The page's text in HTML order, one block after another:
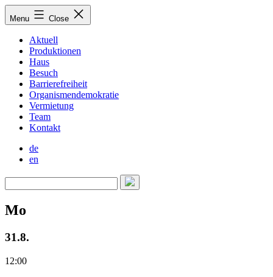
Skip
toMenu Close
Aktuell
Produktionen
Haus
Besuch
Barrierefreiheit
Organismendemokratie
Vermietung
Team
Kontakt
de
en
Mo
31.8.
12:00